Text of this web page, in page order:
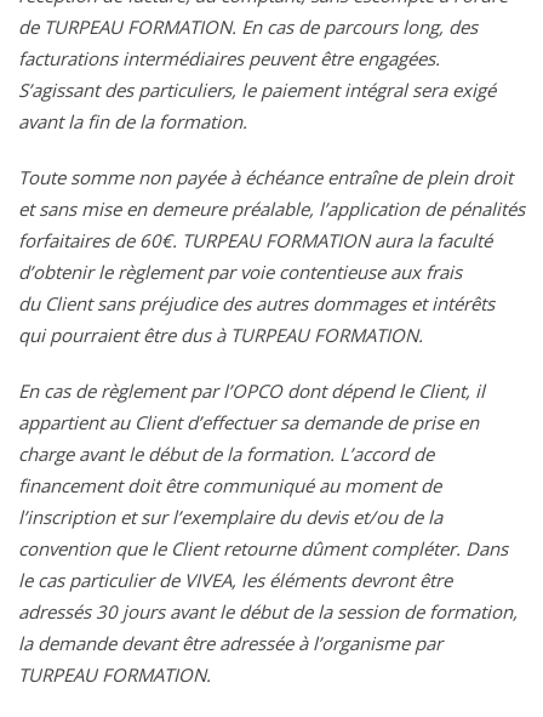
de TURPEAU FORMATION. En cas de parcours long, des
facturations intermédiaires peuvent être engagées.
S’agissant des particuliers, le paiement intégral sera exigé
avant la fin de la formation.
Toute somme non payée à échéance entraîne de plein droit
et sans mise en demeure préalable, l’application de pénalités
forfaitaires de 60€. TURPEAU FORMATION aura la faculté
d’obtenir le règlement par voie contentieuse aux frais
du Client sans préjudice des autres dommages et intérêts
qui pourraient être dus à TURPEAU FORMATION.
En cas de règlement par l’OPCO dont dépend le Client, il
appartient au Client d’effectuer sa demande de prise en
charge avant le début de la formation. L’accord de
financement doit être communiqué au moment de
l’inscription et sur l’exemplaire du devis et/ou de la
convention que le Client retourne dûment compléter. Dans
le cas particulier de VIVEA, les éléments devront être
adressés 30 jours avant le début de la session de formation,
la demande devant être adressée à l’organisme par
TURPEAU FORMATION.